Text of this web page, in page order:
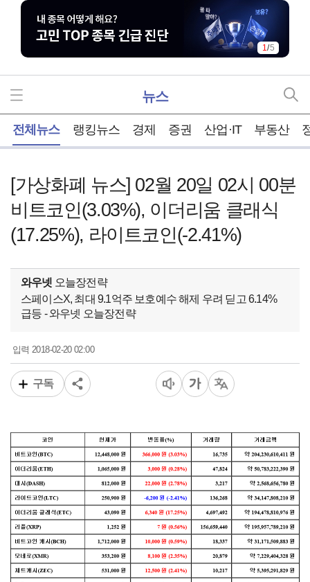
1/5
뉴스
전체뉴스 랭킹뉴스 경제 증권 산업·IT 부동산
[가상화폐 뉴스] 02월 20일 02시 00분
비트코인(3.03%), 이더리움 클래식
(17.25%), 라이트코인(-2.41%)
와우넷 오늘장전략
스페이스X, 최대 9.1억주 보호예수 해제 우려 딛고 6.14%
급등 - 와우넷 오늘장전략
입력2018-02-20 02:00
구독